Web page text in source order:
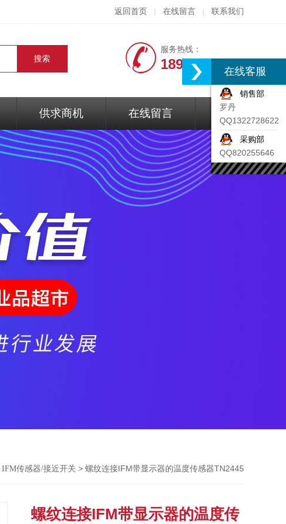
返回首页 在线留言 联系我们
服务热线：
18917074297
供求商机 在线留言 联系我们
IFM传感器/接近开关 > 螺纹连接IFM带显示器的温度传感器TN2445
螺纹连接IFM带显示器的温度传
在线客服
销售部
罗丹
QQ1322728622
采购部
QQ820255646